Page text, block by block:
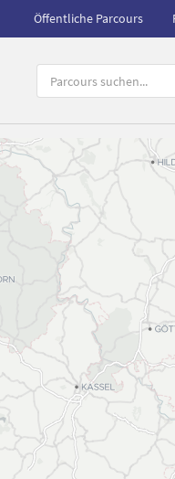
Öffentliche Parcours